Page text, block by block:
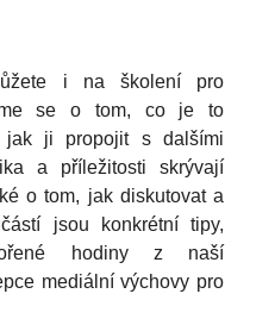
i na školení pro
se o tom, co je to
jak ji propojit s dalšími
a příležitosti skrývají
o tom, jak diskutovat a
jsou konkrétní tipy,
hodiny z naší
mediální výchovy pro